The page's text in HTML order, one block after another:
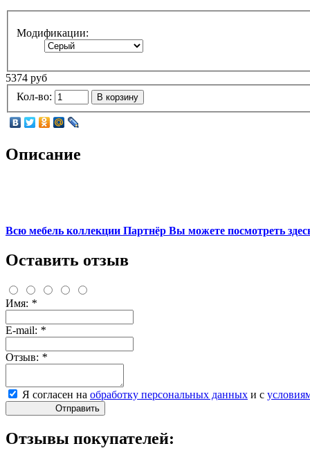
Модификации:
5374 руб
Кол-во:
В корзину
Описание
Всю мебель коллекции Партнёр Вы можете посмотреть
Оставить отзыв
Имя: *
E-mail: *
Отзыв: *
Я согласен на обработку персональных данных и с
Отправить
Отзывы покупателей: